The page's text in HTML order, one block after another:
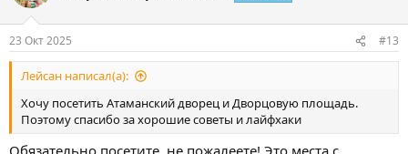
23 Окт 2025 #13
Лейсан написал(а):
Хочу посетить Атаманский дворец и Дворцовую площадь.
Поэтому спасибо за хорошие советы и лайфхаки
Обязательно посетите, не пожалеете! Это места с